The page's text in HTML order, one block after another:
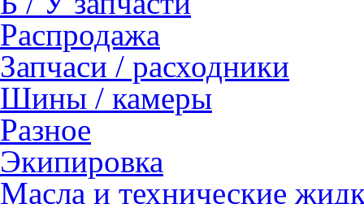
Распродажа
Запчаси / расходники
Шины / камеры
Разное
Экипировка
Масла и технические